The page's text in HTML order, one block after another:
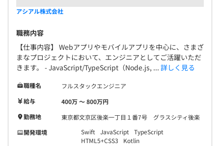
するケースはありません。
アシアル株式会社
職務内容
【仕事内容】 Webアプリやモバイルアプリを中心に、さまざ
まなプロジェクトにおいて、エンジニアとしてご活躍いただ
きます。 - JavaScript/TypeScript（Node.js, ... 詳しく見る
職種名
フルスタックエンジニア
給与
400万 〜 800万円
勤務地
東京都文京区後楽一丁目１番7号 グラスシティ後楽
開発環境
Swift JavaScript
TypeScript
HTML5+CSS3
Kotlin